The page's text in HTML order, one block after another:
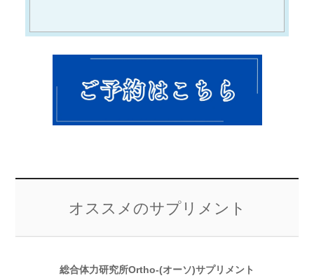
オススメのサプリメント
総合体力研究所Ortho-(オーソ)サプリメント